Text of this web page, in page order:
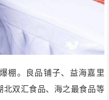
棚。良品铺子、益海嘉里
北双汇食品、海之最食品等